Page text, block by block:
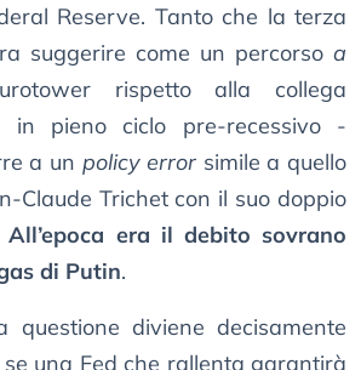
Reserve. Tanto che la terza
suggerire come un percorso a
rispetto alla collega
in pieno ciclo pre-recessivo -
a un policy error simile a quello
Claude Trichet con il suo doppio
All’epoca era il debito sovrano
di Putin.
questione diviene decisamente
una Fed che rallenta garantirà